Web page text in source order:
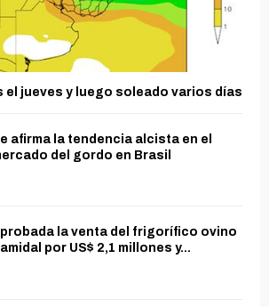
el jueves y luego soleado varios días
afirma la tendencia alcista en el
del gordo en Brasil
la venta del frigorífico ovino
por US$ 2,1 millones y...